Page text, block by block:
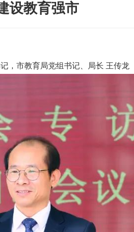
设教育强市
，市教育局党组书记、局长 王传龙